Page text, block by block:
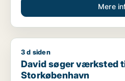
Mere
David søger værksted til salg i
3 d siden
David søger værksted
Storkøbenhavn